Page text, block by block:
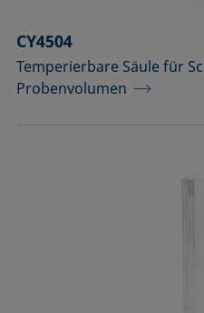
CY4504
Temperierbare Säule für
Probenvolumen